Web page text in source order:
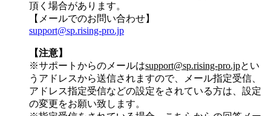
頂く場合があります。
【メールでのお問い合わせ】
support@sp.rising-pro.jp
【注意】
※サポートからのメールはsupport@sp.rising-pro.jpとい
うアドレスから送信されますので、メール指定受信、
アドレス指定受信などの設定をされている方は、設定
の変更をお願い致します。